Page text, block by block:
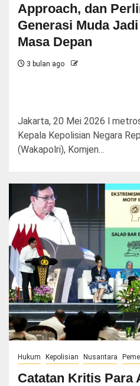
Approach, dan
Generasi Muda
Masa Depan
3 bulan ago
Jakarta, 20 Mei 2026 l
Kepala Kepolisian Negara
(Wakapolri), Komjen…
Hukum Kepolisian Nusantara
Catatan Kritis Para